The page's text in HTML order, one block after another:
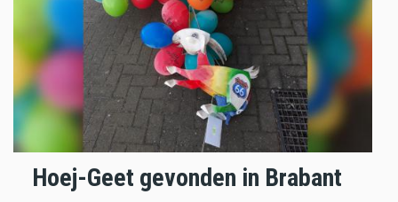
Hoej-Geet gevonden in Brabant